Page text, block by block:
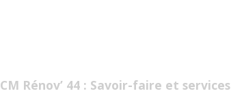
CM Rénov’ 44 : Savoir-faire et services